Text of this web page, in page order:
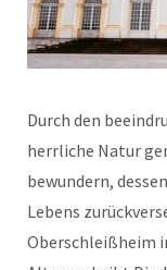
Durch den
herrliche Natur
bewundern,
Lebens
Oberschleißheim